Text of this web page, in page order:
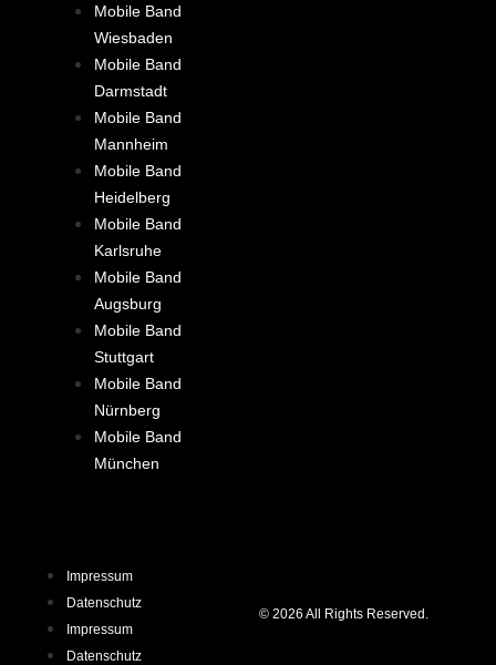
Mobile Band
Wiesbaden
Mobile Band
Darmstadt
Mobile Band
Mannheim
Mobile Band
Heidelberg
Mobile Band
Karlsruhe
Mobile Band
Augsburg
Mobile Band
Stuttgart
Mobile Band
Nürnberg
Mobile Band
München
Impressum
Datenschutz
Impressum
Datenschutz
© 2026 All Rights Reserved.